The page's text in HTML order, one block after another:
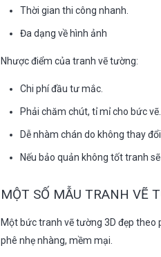
Thời gian thi công nhanh.
Đa dạng về hình ảnh
Nhược điểm của tranh vẽ tường:
Chi phí đầu tư mắc.
Phải chăm chút, tỉ mỉ cho bức vẽ.
Dễ nhàm chán do không thay
Nếu bảo quản không tốt tranh
MỘT SỐ MẪU TRANH VẼ
Một bức tranh vẽ tường 3D đẹp theo
phê nhẹ nhàng, mềm mại.